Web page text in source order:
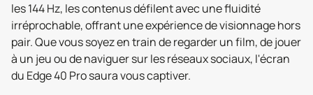
les 144 Hz, les contenus défilent avec une fluidité
irréprochable, offrant une expérience de visionnage hors
pair. Que vous soyez en train de regarder un film, de jouer
à un jeu ou de naviguer sur les réseaux sociaux, l'écran
du Edge 40 Pro saura vous captiver.